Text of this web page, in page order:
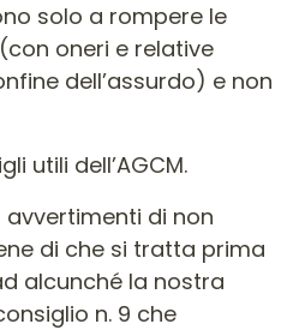
solo a rompere le
oneri e relative
dell’assurdo) e non
utili dell’AGCM.
di non
di che si tratta prima
alcunché la nostra
n. 9 che